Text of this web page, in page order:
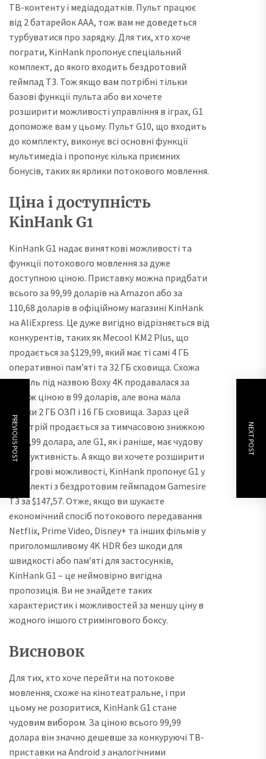
ТВ-контенту і медіадодатків. Пульт працює
від 2 батарейок AAA, тож вам не доведеться
турбуватися про зарядку. Для тих, хто хоче
пограти, KinHank пропонує спеціальний
комплект, до якого входить бездротовий
геймпад T3. Тож якщо вам потрібні тільки
базові функції пульта або ви хочете
розширити можливості управління в іграх, G1
допоможе вам у цьому. Пульт G10, що входить
до комплекту, виконує всі основні функції
мультимедіа і пропонує кілька приємних
бонусів, таких як ярлики потокового мовлення.
Ціна і доступність
KinHank G1
KinHank G1 надає виняткові можливості та
функції потокового мовлення за дуже
доступною ціною. Приставку можна придбати
всього за 99,99 доларів на Amazon або за
110,68 доларів в офіційному магазині KinHank
на AliExpress. Це дуже вигідно відрізняється від
конкурентів, таких як Mecool KM2 Plus, що
продається за $129,99, який має ті самі 4 ГБ
оперативної пам’яті та 32 ГБ сховища. Схожа
модель під назвою Boxy 4K продавалася за
тією ж ціною в 99 доларів, але вона мала
тільки 2 ГБ ОЗП і 16 ГБ сховища. Зараз цей
пристрій продається за тимчасовою знижкою
за 59,99 долара, але G1, як і раніше, має чудову
продуктивність. А якщо ви хочете розширити
свої ігрові можливості, KinHank пропонує G1 у
комплекті з бездротовим геймпадом Gamesire
T3 за $147,57. Отже, якщо ви шукаєте
економічний спосіб потокового передавання
Netflix, Prime Video, Disney+ та інших фільмів у
приголомшливому 4K HDR без шкоди для
швидкості або пам’яті для застосунків,
KinHank G1 – це неймовірно вигідна
пропозиція. Ви не знайдете таких
характеристик і можливостей за меншу ціну в
жодного іншого стримінгового боксу.
Висновок
Для тих, хто хоче перейти на потокове
мовлення, схоже на кінотеатральне, і при
цьому не розоритися, KinHank G1 стане
чудовим вибором. За ціною всього 99,99
долара він значно дешевше за конкуруючі ТВ-
приставки на Android з аналогічними
PREVIOUS POST NEXT POST